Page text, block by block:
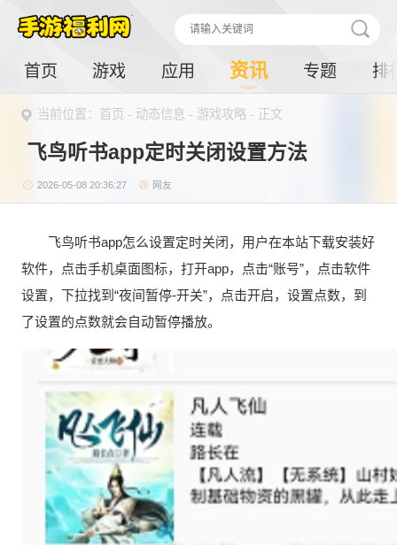
首页 游戏 应用 资讯 专题 排
当前位置： 首页 - 动态信息 - 游戏攻略 - 正文
飞鸟听书app定时关闭设置方法
2026-05-08 20:36:27 网友
飞鸟听书app怎么设置定时关闭，用户在本站下载安装好
软件，点击手机桌面图标，打开app，点击“账号”，点击软件
设置，下拉找到“夜间暂停-开关”，点击开启，设置点数，到
了设置的点数就会自动暂停播放。